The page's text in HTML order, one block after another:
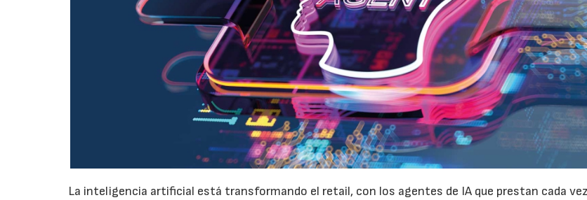
La inteligencia artificial está transformando el retail, con los agentes de IA que prestan cada